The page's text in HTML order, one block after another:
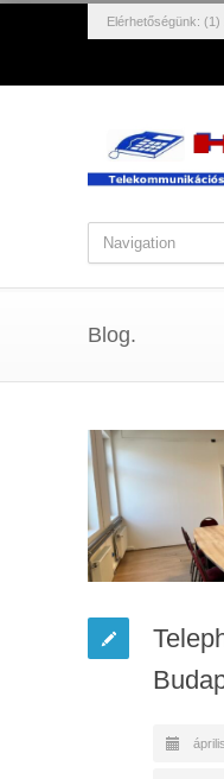
Elérhetőségünk: (1)
Blog.